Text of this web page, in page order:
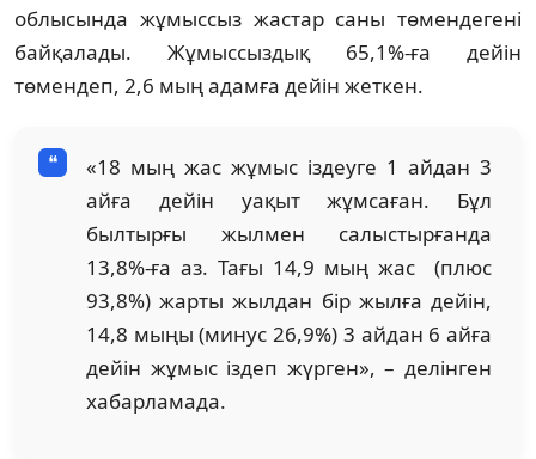
облысында жұмыссыз жастар саны төмендегені
байқалады. Жұмыссыздық 65,1%-ға дейін
төмендеп, 2,6 мың адамға дейін жеткен.
«18 мың жас жұмыс іздеуге 1 айдан 3
айға дейін уақыт жұмсаған. Бұл
былтырғы жылмен салыстырғанда
13,8%-ға аз. Тағы 14,9 мың жас (плюс
93,8%) жарты жылдан бір жылға дейін,
14,8 мыңы (минус 26,9%) 3 айдан 6 айға
дейін жұмыс іздеп жүрген», – делінген
хабарламада.